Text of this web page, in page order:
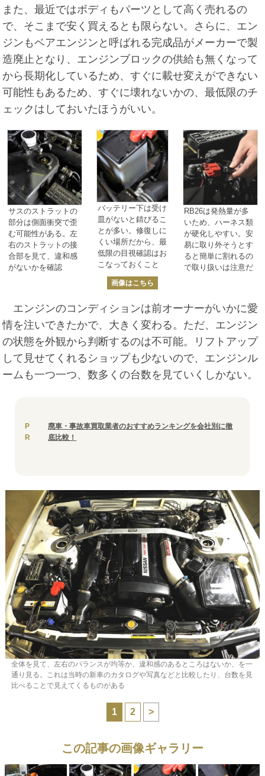
また、最近ではボディもパーツとして高く売れるの
で、そこまで安く買えるとも限らない。さらに、エン
ジンもベアエンジンと呼ばれる完成品がメーカーで製
造廃止となり、エンジンブロックの供給も無くなって
から長期化しているため、すぐに載せ変えができない
可能性もあるため、すぐに壊れないかの、最低限のチ
ェックはしておいたほうがいい。
サスのストラットの
部分は側面衝突で歪
む可能性がある。左
右のストラットの接
合部を見て、違和感
がないかを確認
バッテリー下は受け
皿がないと錆びるこ
とが多い。修復しに
くい場所だから、最
低限の目視確認はお
こなっておくこと
RB26は発熱量が多
いため、ハーネス類
が硬化しやすい。安
易に取り外そうとす
ると簡単に割れるの
で取り扱いは注意だ
画像はこちら
エンジンのコンディションは前オーナーがいかに愛
情を注いできたかで、大きく変わる。ただ、エンジン
の状態を外観から判断するのは不可能。リフトアップ
して見せてくれるショップも少ないので、エンジンル
ームも一つ一つ、数多くの台数を見ていくしかない。
P
R
廃車・事故車買取業者のおすすめランキングを会社別に徹
底比較！
全体を見て、左右のバランスが均等か、違和感のあるところはないか、を一
通り見る。これは当時の新車のカタログや写真などと比較したり、台数を見
比べることで見えてくるものがある
1 2 >
この記事の画像ギャラリー